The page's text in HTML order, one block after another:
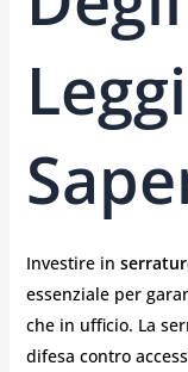
Investire in
essenziale per
che in ufficio. La
difesa contro